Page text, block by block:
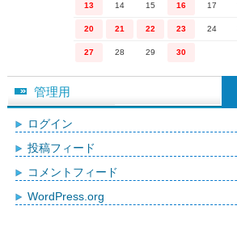
13 14 15 16 17
20 21 22 23 24
27 28 29 30
管理用
ログイン
投稿フィード
コメントフィード
WordPress.org